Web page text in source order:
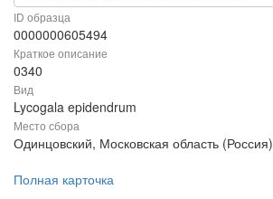
ID образца
0000000605494
Краткое описание
0340
Вид
Lycogala epidendrum
Место сбора
Одинцовский, Московская область (Россия)
Полная карточка